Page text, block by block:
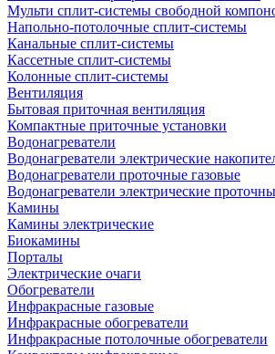
Мульти сплит-системы свободной
Напольно-потолочные сплит-системы
Канальные сплит-системы
Кассетные сплит-системы
Колонные сплит-системы
Вентиляция
Бытовая приточная вентиляция
Компактные приточные установки
Водонагреватели
Водонагреватели электрические
Водонагреватели проточные газовые
Водонагреватели электрические
Камины
Камины электрические
Биокамины
Порталы
Электрические очаги
Обогреватели
Инфракрасные газовые
Инфракрасные обогреватели
Инфракрасные потолочные обогреватели